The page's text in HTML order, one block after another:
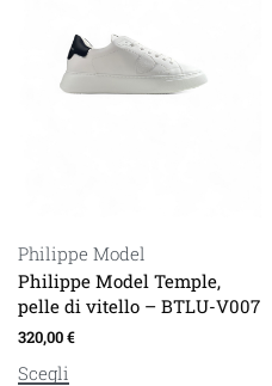
Philippe Model
Philippe Model Temple,
pelle di vitello – BTLU-V007
320,00€
Scegli